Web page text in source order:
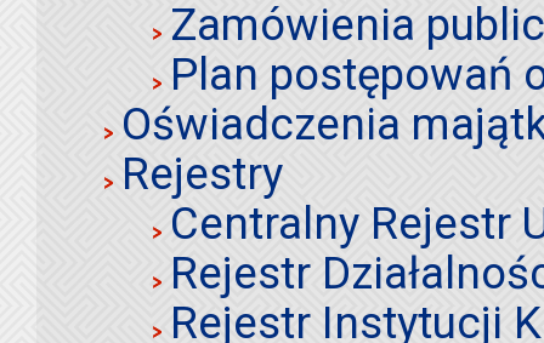
Zamówienia
Plan postępowań
Oświadczenia
Rejestry
Centralny Rejestr
Rejestr
Rejestr Instytucji